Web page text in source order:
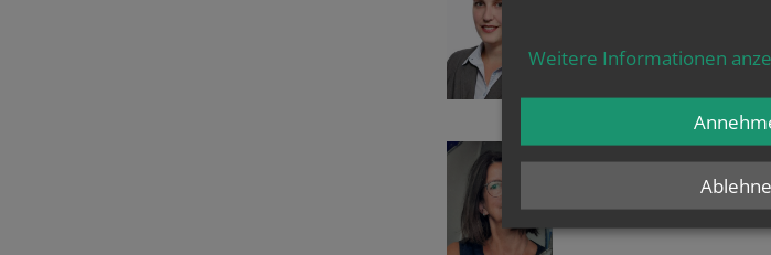
Gabriele GRUBER
Diplomsozialarbeiterin
Weitere Informationen